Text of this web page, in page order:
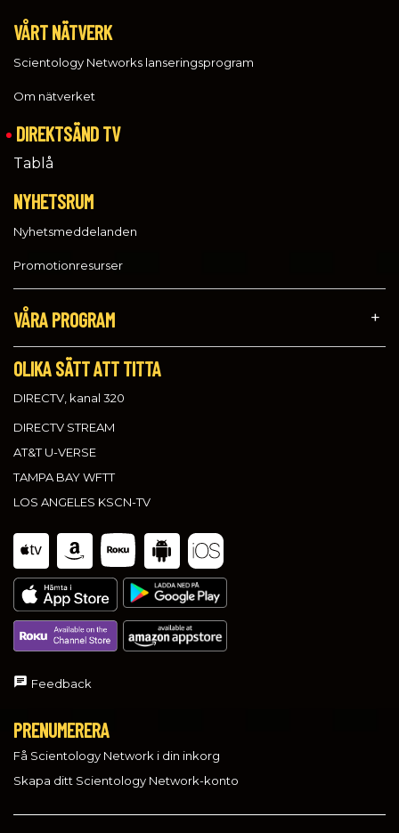
VÅRT NÄTVERK
Scientology Networks lanseringsprogram
Om nätverket
DIREKTSÄND TV
Tablå
NYHETSRUM
Nyhetsmeddelanden
Promotionresurser
VÅRA PROGRAM
OLIKA SÄTT ATT TITTA
DIRECTV, kanal 320
DIRECTV STREAM
AT&T U-VERSE
TAMPA BAY WFTT
LOS ANGELES KSCN-TV
Feedback
PRENUMERERA
Få Scientology Network i din inkorg
Skapa ditt Scientology Network-konto